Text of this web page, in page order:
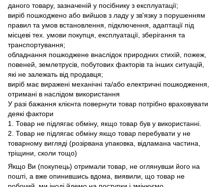
даного товару, зазначеній у посібнику з експлуатації;
виріб пошкоджено або вийшов з ладу у зв'язку з порушенням
правил та умов встановлення, підключення, адаптації під
місцеві тех. умови покупця, експлуатації, зберігання та
транспортування;
обладнання пошкоджене внаслідок природних стихій, пожеж,
повеней, землетрусів, побутових факторів та інших ситуацій,
які не залежать від продавця;
виріб має виражені механічні та/або електричні пошкодження,
отримані в наслідом використання
У разі бажання клієнта повернути товар потрібно враховувати
деякі фактори
1. Товар не підлягає обміну, якщо товар був у використанні.
2. Товар не підлягає обміну якщо товар перебувати у не
товарному вигляді (розірвана упаковка, відламана частина,
тріщини, сколи тощо)
Якщо Ви (покупець) отримали товар, не оглянувши його на
пошті, а вже опинившись вдома, виявили, що товар не